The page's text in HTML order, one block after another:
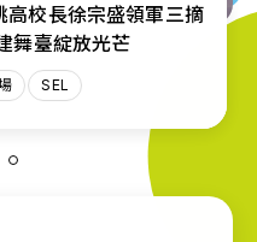
高校長徐宗盛領軍三摘
舞臺綻放光芒
SEL
院校通識教育教師交流
創AI與永續未來課堂
AI教育
獻─教育部公布115年
單
臺灣現場